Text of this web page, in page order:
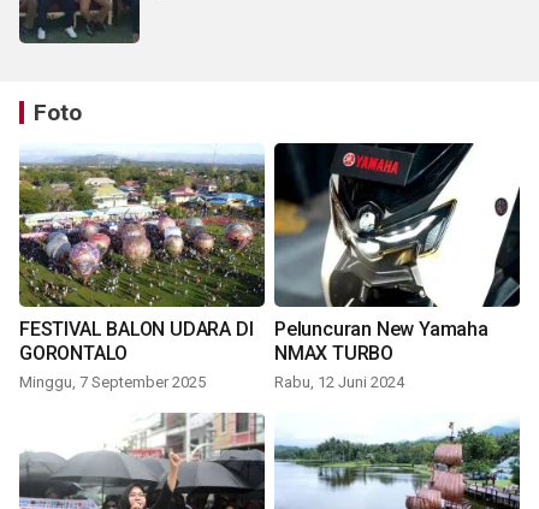
Foto
FESTIVAL BALON UDARA DI
GORONTALO
Minggu, 7 September 2025
Peluncuran New Yamaha
NMAX TURBO
Rabu, 12 Juni 2024